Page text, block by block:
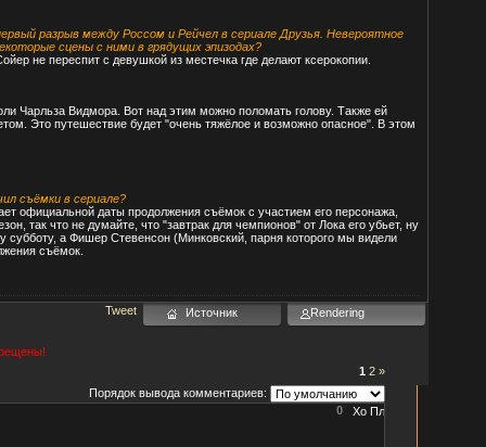
разрыв между Россом и Рейчел в сериале Друзья. Невероятное
сцены с ними в грядущих эпизодах?
не переспит с девушкой из местечка где делают ксерокопии.
Чарльза Видмора. Вот над этим можно поломать голову. Также ей
Это путешествие будет "очень тяжёлое и возможно опасное". В этом
съёмки в сериале?
официальной даты продолжения съёмок с участием его персонажа,
так что не думайте, что "завтрак для чемпионов" от Лока его убьет, ну
а Фишер Стевенсон (Минковский, парня которого мы видели
съёмок.
Rendering
Источник
Tweet
1 2 »
Порядок вывода комментариев:
0